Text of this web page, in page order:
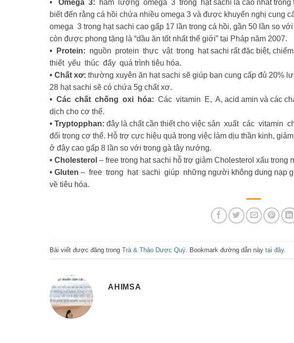
• Omega 3: hàm lượng omega 3 trong hạt sachi là cao nhất trong
biết đến rằng cá hồi chứa nhiều omega 3 và được khuyến nghị
omega 3 trong hạt sachi cao gấp 17 lần trong cá hồi, gần 50 lần so
còn được phong tặng là “dầu ăn tốt nhất thế giới” tại Pháp năm 2007.
• Protein: nguồn protein thực vật trong hạt sachi rất đặc biệt,
thiết yếu thúc đẩy quá trình tiêu hóa.
• Chất xơ: thường xuyên ăn hạt sachi sẽ giúp bạn cung cấp đủ 20%
28 hạt sachi sẽ có chứa 5g chất xơ.
• Các chất chống oxi hóa: Các vitamin E, A, acid amin và các
dịch cho cơ thể.
• Tryptopphan: đây là chất cần thiết cho việc sản xuất các vitamin
đổi trong cơ thể. Hỗ trợ cực hiệu quả trong việc làm dịu thần kinh,
ở đây cao gấp 8 lần so với trong gà tây nướng.
• Cholesterol – free trong hạt sachi hỗ trợ giảm Cholesterol xấu trong
• Gluten – free trong hạt sachi giúp những người không dung nạp
về tiêu hóa.
Bài viết được đăng trong Trà & Thảo Dược Quý . Bookmark đường dẫn này tại đây.
AHIMSA